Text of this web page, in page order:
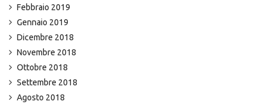
Febbraio 2019
Gennaio 2019
Dicembre 2018
Novembre 2018
Ottobre 2018
Settembre 2018
Agosto 2018